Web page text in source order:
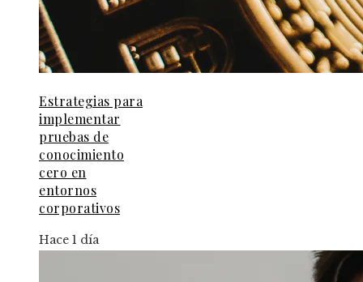
Estrategias para
implementar
pruebas de
conocimiento
cero en
entornos
corporativos
Hace 1 día